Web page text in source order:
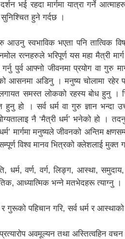
भई रहदा मार्गमा यात्रा गर्ने
हुने गर्दछ ।
आउनु स्वभाविक भएता पनि तात्विक
रत्नहरुले भरिपूर्ण यस महा मैत्री
गर्नु पुर्व आफ्नो जीवनमा प्रयोग वा गुरु
आसनमा अडिनु । मनुष्य चोलामा रहेर
समस्त लोकको रहस्य बोध हुनु ।
हो । सर्व धर्म वा गुरु ज्ञान भन्दा
नै ‘मैत्री धर्म’ भनेको हो ।
मार्गमा मनुष्यले जीवनको अन्तिम
विश्व मानव भित्रको क्लेशलाई मुक्त
वर्ण, वर्ग, लिङ्ग, आस्था, समुदाय,
आध्यात्मिक भन्ने मतभेदहरू त्याग्नु ।
गुरूको पहिचान गरि, सर्व धर्म र आस्थाको
अवमूल्यन तथा अस्तित्वहिन वचन